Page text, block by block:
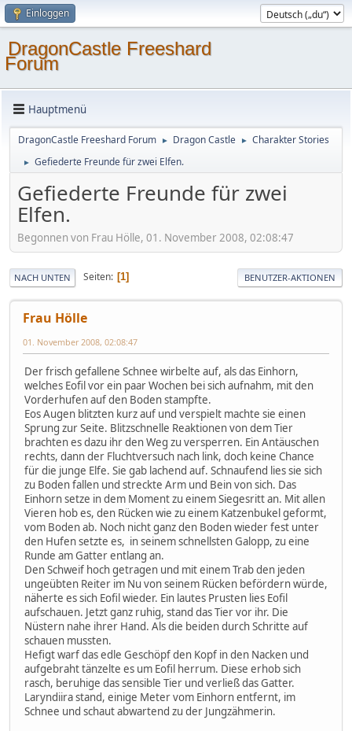
Einloggen
DragonCastle Freeshard
Forum
Hauptmenü
DragonCastle Freeshard Forum ► Dragon Castle ► Charakter Stories
► Gefiederte Freunde für zwei Elfen.
Gefiederte Freunde für zwei
Elfen.
Begonnen von Frau Hölle, 01. November 2008, 02:08:47
NACH UNTEN Seiten 1 BENUTZER-AKTIONEN
Frau Hölle
01. November 2008, 02:08:47
Der frisch gefallene Schnee wirbelte auf, als das Einhorn,
welches Eofil vor ein paar Wochen bei sich aufnahm, mit den
Vorderhufen auf den Boden stampfte.
Eos Augen blitzten kurz auf und verspielt machte sie einen
Sprung zur Seite. Blitzschnelle Reaktionen von dem Tier
brachten es dazu ihr den Weg zu versperren. Ein Antäuschen
rechts, dann der Fluchtversuch nach link, doch keine Chance
für die junge Elfe. Sie gab lachend auf. Schnaufend lies sie sich
zu Boden fallen und streckte Arm und Bein von sich. Das
Einhorn setze in dem Moment zu einem Siegesritt an. Mit allen
Vieren hob es, den Rücken wie zu einem Katzenbukel geformt,
vom Boden ab. Noch nicht ganz den Boden wieder fest unter
den Hufen setzte es, in seinem schnellsten Galopp, zu eine
Runde am Gatter entlang an.
Den Schweif hoch getragen und mit einem Trab den jeden
ungeübten Reiter im Nu von seinem Rücken befördern würde,
näherte es sich Eofil wieder. Ein lautes Prusten lies Eofil
aufschauen. Jetzt ganz ruhig, stand das Tier vor ihr. Die
Nüstern nahe ihrer Hand. Als die beiden durch Schritte auf
schauen mussten.
Hefigt warf das edle Geschöpf den Kopf in den Nacken und
aufgebraht tänzelte es um Eofil herrum. Diese erhob sich
rasch, beruhige das sensible Tier und verließ das Gatter.
Laryndiira stand, einige Meter vom Einhorn entfernt, im
Schnee und schaut abwartend zu der Jungzähmerin.